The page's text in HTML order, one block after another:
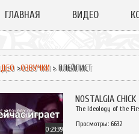
ГЛАВНАЯ ВИДЕО
>ОЗВУЧКИ > ПЛЕЙЛИСТ
NOSTALGIA CHICK
The Ideology of the
Просмотры: 6632
0:23:39